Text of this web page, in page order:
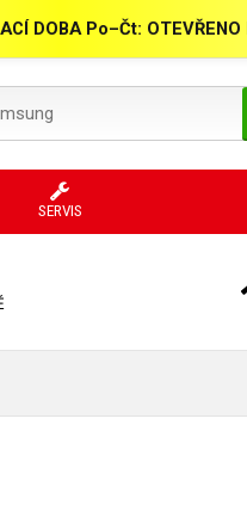
DOBA Po–Čt: OTEVŘENO
SERVIS